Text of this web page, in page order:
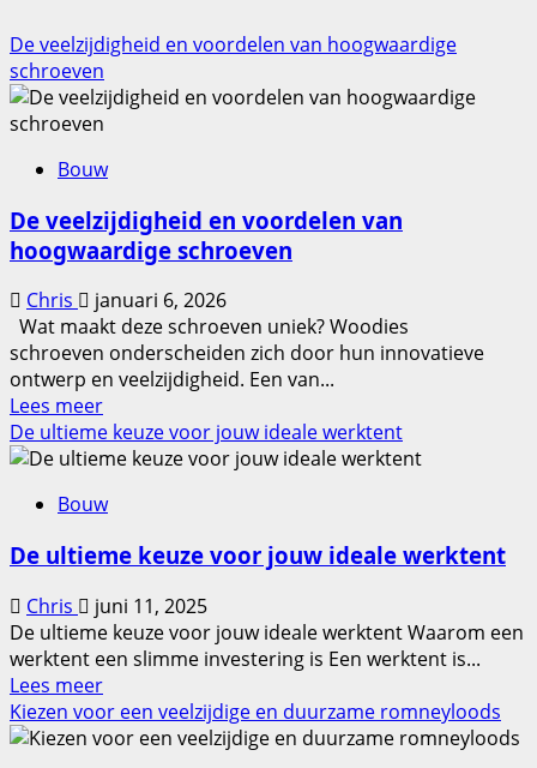
De veelzijdigheid en voordelen van hoogwaardige
schroeven
Bouw
De veelzijdigheid en voordelen van
hoogwaardige schroeven
Chris
januari 6, 2026
Wat maakt deze schroeven uniek? Woodies
schroeven onderscheiden zich door hun innovatieve
ontwerp en veelzijdigheid. Een van...
Lees meerLees
meer
over
veelzijdigheid
voordelen
hoogwaardige
schroeven
De ultieme keuze voor jouw ideale werktent
Bouw
De ultieme keuze voor jouw ideale werktent
Chris
juni 11, 2025
De ultieme keuze voor jouw ideale werktent Waarom een
werktent een slimme investering is Een werktent is...
Lees meerLees
meer
over
Kiezen voor een veelzijdige en duurzame romneyloods